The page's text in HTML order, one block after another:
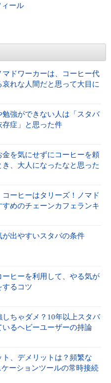
ール
マドワーカーは、コーヒー代
れな人間だと思って大目に
勉強ができない人は「スタバ
症」と思った件
を気にせずにコーヒーを頼
、大人になったなと思った
ーヒーはタリーズ！ノマド
すめのチェーンカフェランキ
出やすいスタバの条件
ーヒーを利用して、やる気が
するコツ
しちゃダメ？10年以上スタバ
いるヘビーユーザーの持論
、デメリットは？頻繁な
ーションツールの常時接続